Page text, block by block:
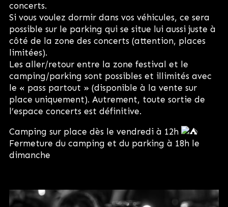
concerts.
Si vous voulez dormir dans vos véhicules, ce sera
possible sur le parking qui se situe lui aussi juste à
côté de la zone des concerts (attention, places
limitées).
Les aller/retour entre la zone festival et le
camping/parking sont possibles et illimités avec
le « pass partout » (disponible à la vente sur
place uniquement). Autrement, toute sortie de
l’espace concerts est définitive.
Camping sur place dès le vendredi à 12h
Fermeture du camping et du parking à 18h le
dimanche